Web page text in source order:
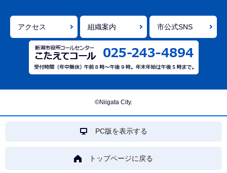
で
アクセス 組織案内 市公式SNS
©Niigata City.
PC版を表示する
トップページに戻る